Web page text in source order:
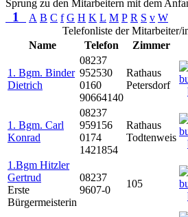
Sprung zu den Mitarbeitern mit dem
1 A B C f G H K L M P R S v W
Telefonliste der Mitarbeiter/
Name
Telefon Zimmer
1. Bgm. Binder
Dietrich
08237
952530
0160
90664140
Rathaus
Petersdorf
1. Bgm. Carl
Konrad
08237
959156
0174
1421854
Rathaus
Todtenweis
1.Bgm Hitzler
Gertrud
Erste
Bürgermeisterin
08237
9607-0
105